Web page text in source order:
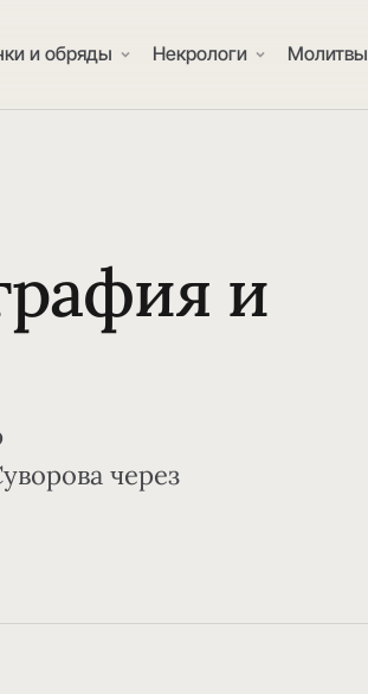
и обряды Некрологи Молитвы
и
через